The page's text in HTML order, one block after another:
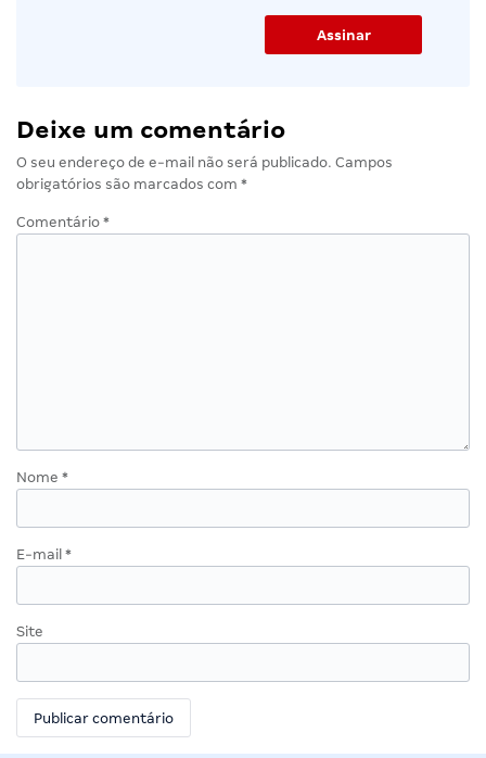
Deixe um comentário
O seu endereço de e-mail não será publicado. Campos
obrigatórios são marcados com *
Comentário *
Nome *
E-mail *
Site